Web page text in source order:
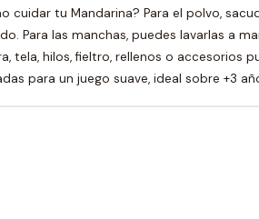
cuidar tu Mandarina? Para el polvo,
Para las manchas, puedes lavarlas a
tela, hilos, fieltro, rellenos o accesorios
para un juego suave, ideal sobre +3